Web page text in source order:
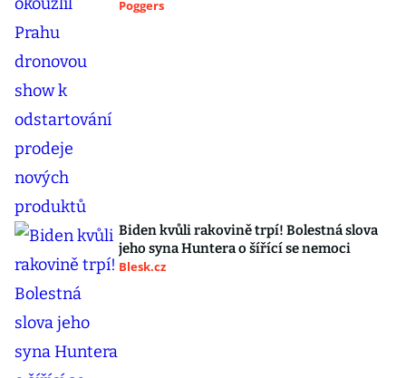
Poggers
Biden kvůli rakovině trpí! Bolestná slova
jeho syna Huntera o šířící se nemoci
Blesk.cz